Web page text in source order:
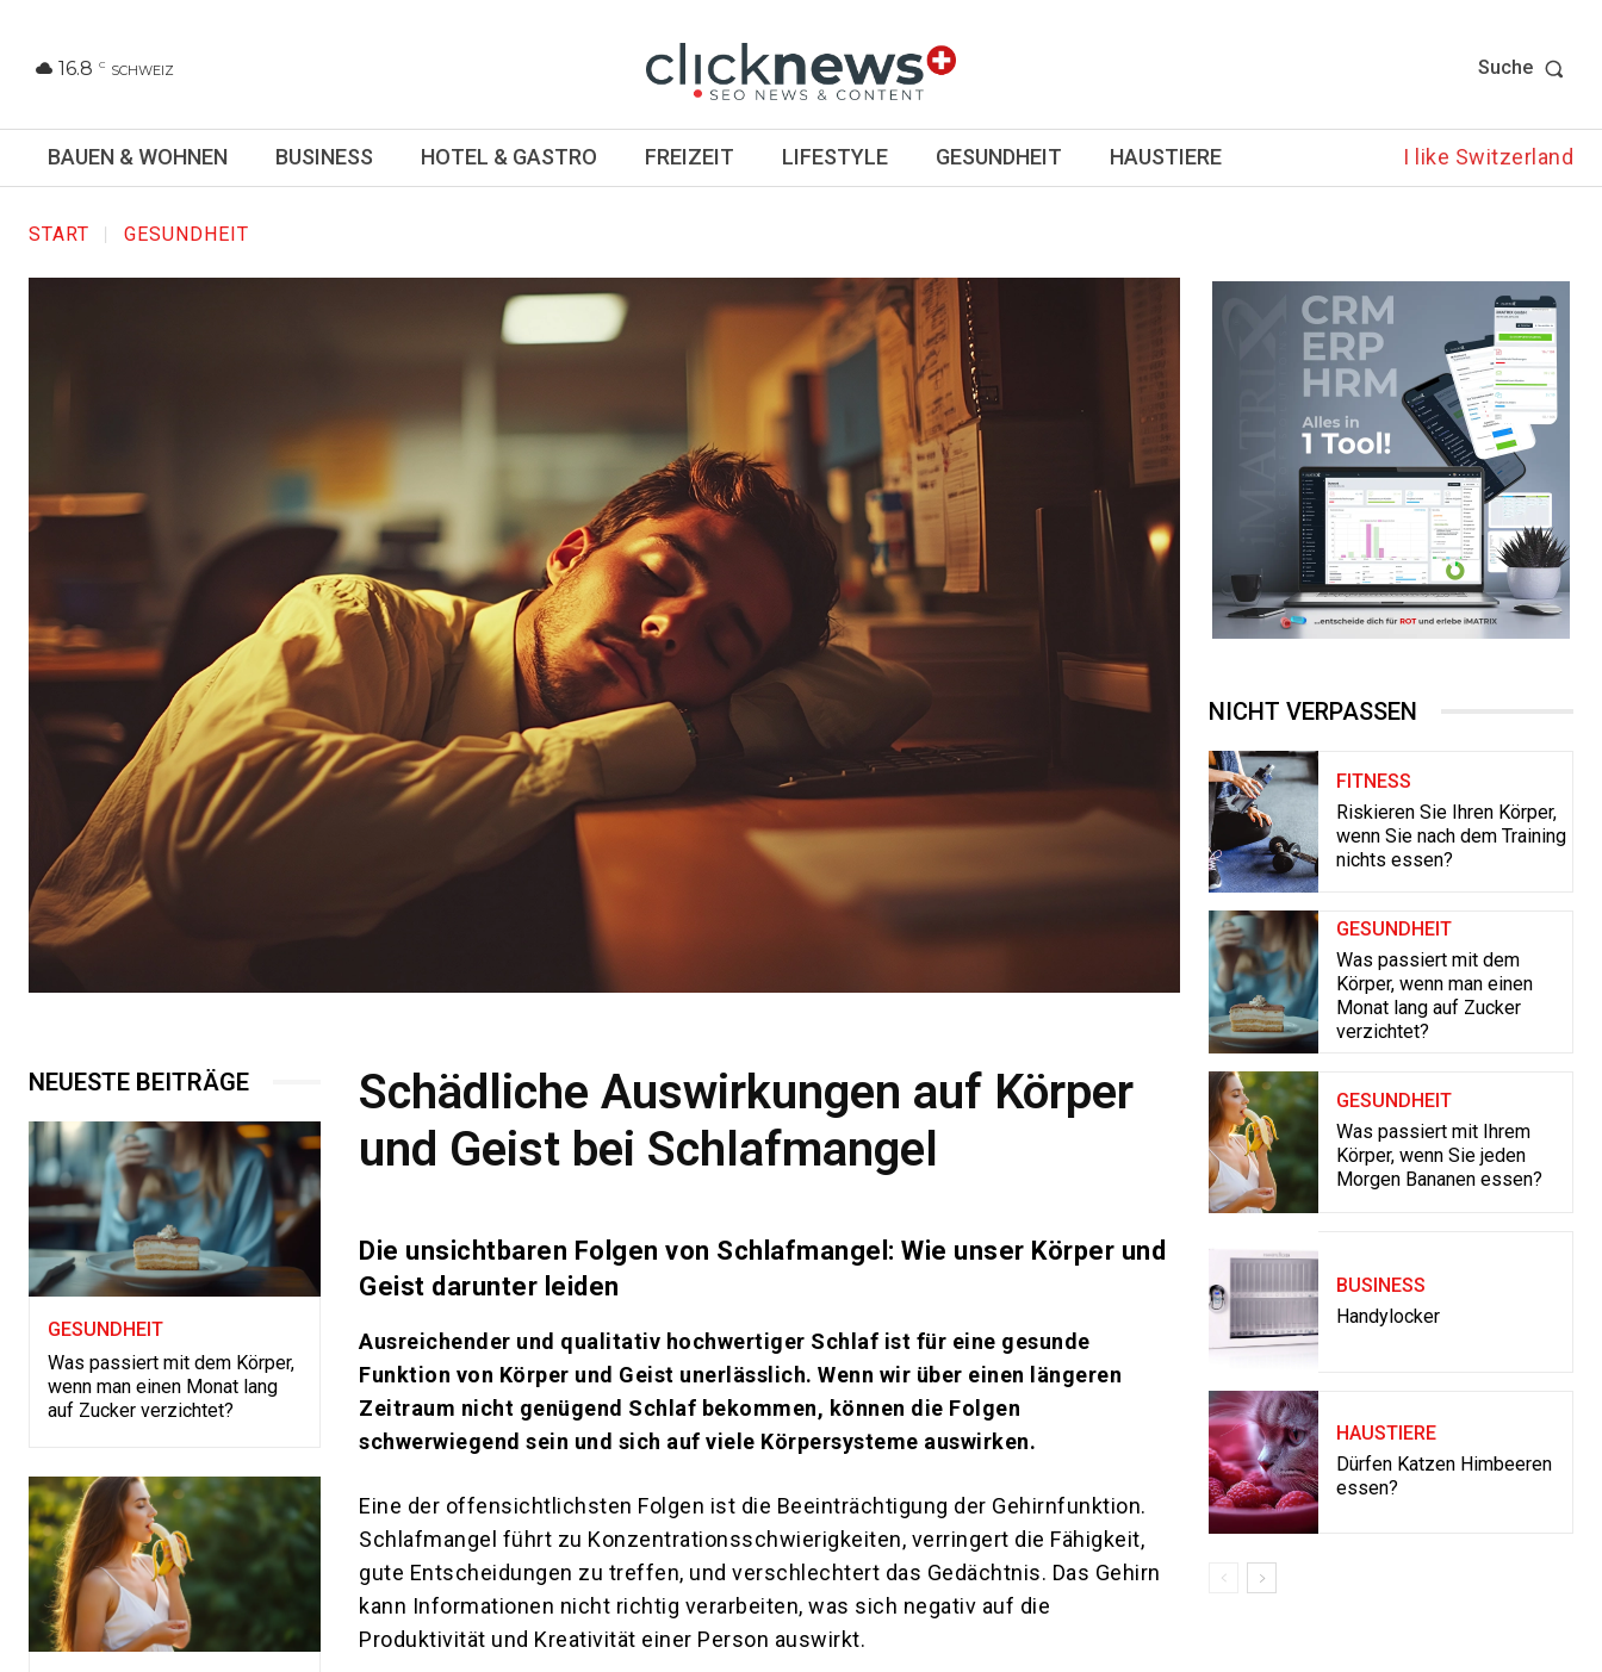
16.8 C SCHWEIZ Suche
BAUEN & WOHNEN BUSINESS HOTEL & GASTRO FREIZEIT LIFESTYLE GESUNDHEIT HAUSTIERE I like Switzerland
START GESUNDHEIT
NEUESTE BEITRÄGE
GESUNDHEIT
Was passiert mit dem Körper,
wenn man einen Monat lang
auf Zucker verzichtet?
Schädliche Auswirkungen auf Körper
und Geist bei Schlafmangel
Die unsichtbaren Folgen von Schlafmangel: Wie unser Körper und
Geist darunter leiden
Ausreichender und qualitativ hochwertiger Schlaf ist für eine gesunde
Funktion von Körper und Geist unerlässlich. Wenn wir über einen längeren
Zeitraum nicht genügend Schlaf bekommen, können die Folgen
schwerwiegend sein und sich auf viele Körpersysteme auswirken.
Eine der offensichtlichsten Folgen ist die Beeinträchtigung der Gehirnfunktion.
Schlafmangel führt zu Konzentrationsschwierigkeiten, verringert die Fähigkeit,
gute Entscheidungen zu treffen, und verschlechtert das Gedächtnis. Das Gehirn
kann Informationen nicht richtig verarbeiten, was sich negativ auf die
Produktivität und Kreativität einer Person auswirkt.
NICHT VERPASSEN
FITNESS
Riskieren Sie Ihren Körper,
wenn Sie nach dem Training
nichts essen?
GESUNDHEIT
Was passiert mit dem
Körper, wenn man einen
Monat lang auf Zucker
verzichtet?
GESUNDHEIT
Was passiert mit Ihrem
Körper, wenn Sie jeden
Morgen Bananen essen?
BUSINESS
Handylocker
HAUSTIERE
Dürfen Katzen Himbeeren
essen?